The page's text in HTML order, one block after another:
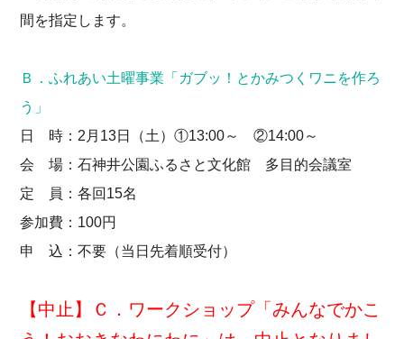
間を指定します。
Ｂ．ふれあい土曜事業「ガブッ！とかみつくワニを作ろ
う」
日 時：2月13日（土）①13:00～ ②14:00～
会 場：石神井公園ふるさと文化館 多目的会議室
定 員：各回15名
参加費：100円
申 込：不要（当日先着順受付）
【中止】Ｃ．ワークショップ「みんなでかこ